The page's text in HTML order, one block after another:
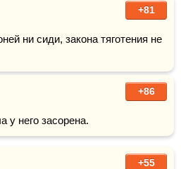
+81
ни сиди, закона тяготения не
+86
у него засорена.
+55